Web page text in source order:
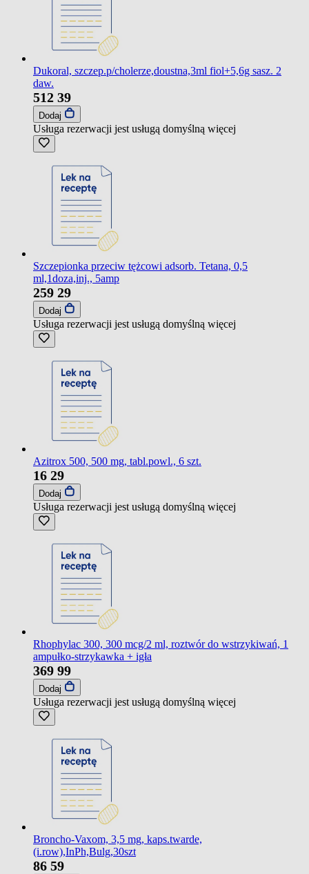
Dukoral, szczep.p/cholerze,doustna,3ml fiol+5,6g sasz. 2
daw.
512 39
Dodaj
Usługa rezerwacji jest usługą domyślną więcej
Szczepionka przeciw tężcowi adsorb. Tetana, 0,5
ml,1doza,inj., 5amp
259 29
Dodaj
Usługa rezerwacji jest usługą domyślną więcej
Azitrox 500, 500 mg, tabl.powl., 6 szt.
16 29
Dodaj
Usługa rezerwacji jest usługą domyślną więcej
Rhophylac 300, 300 mcg/2 ml, roztwór do wstrzykiwań, 1
ampułko-strzykawka + igła
369 99
Dodaj
Usługa rezerwacji jest usługą domyślną więcej
Broncho-Vaxom, 3,5 mg, kaps.twarde,
(i.row),InPh,Bulg,30szt
86 59